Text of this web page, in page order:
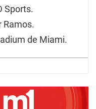
Sports.
Ramos.
de Miami.